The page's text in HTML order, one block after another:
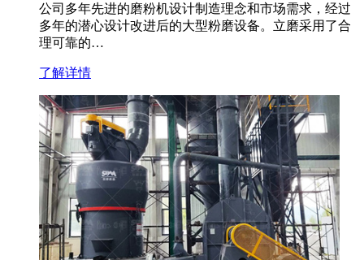
公司多年先进的磨粉机设计制造理念和市场需求，经过
多年的潜心设计改进后的大型粉磨设备。立磨采用了合
理可靠的…
了解详情